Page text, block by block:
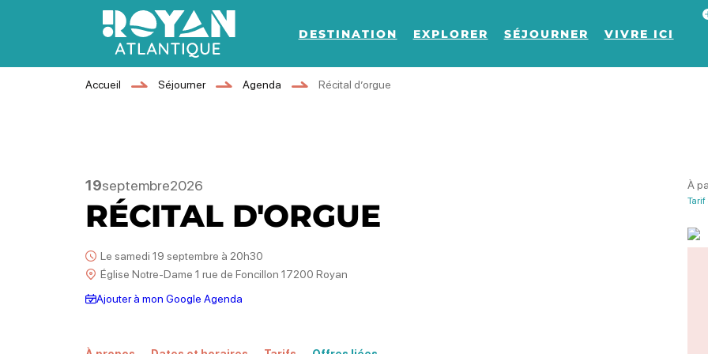
Royan Atlantique
DESTINATION EXPLORER SÉJOURNER VIVRE ICI
Accueil Séjourner Agenda Récital d’orgue
19septembre2026
RÉCITAL D'ORGUE
Le samedi 19 septembre à 20h30
Église Notre-Dame 1 rue de Foncillon 17200 Royan
Ajouter à mon Google Agenda
À
Tarif